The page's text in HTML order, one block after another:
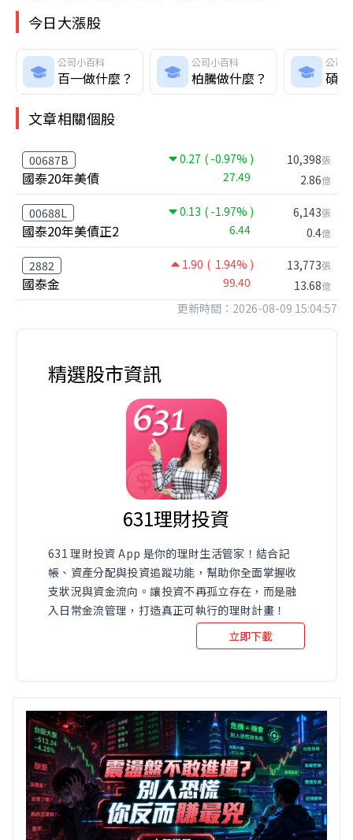
今日大漲股
公司小百科
百一做什麼？
公司小百科
柏騰做什麼？
公司
碩
文章相關個股
00687B 0.27 ( -0.97% )
國泰20年美債 27.49
10,398張
2.86億
00688L 0.13 ( -1.97% )
國泰20年美債正2 6.44
6,143張
0.4億
2882 1.90 ( 1.94% )
國泰金 99.40
13,773張
13.68億
更新時間：2026-08-09 15:04:57
精選股市資訊
631理財投資
631 理財投資 App 是你的理財生活管家！結合記
帳、資產分配與投資追蹤功能，幫助你全面掌握收
支狀況與資金流向。讓投資不再孤立存在，而是融
入日常金流管理，打造真正可執行的理財計畫！
立即下載